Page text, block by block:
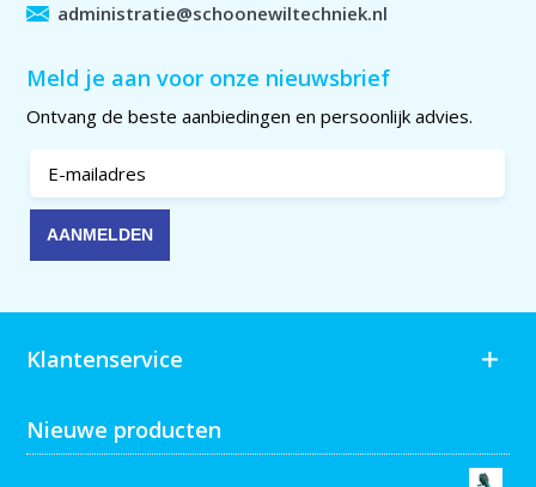
administratie@schoonewiltechniek.nl
Meld je aan voor onze nieuwsbrief
Ontvang de beste aanbiedingen en persoonlijk advies.
Klantenservice
Nieuwe producten